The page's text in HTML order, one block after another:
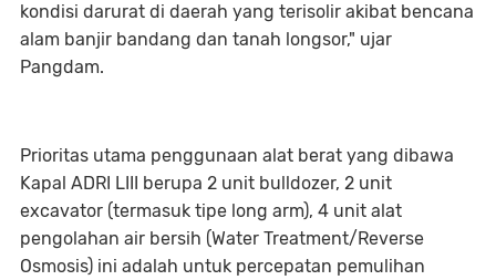
kondisi darurat di daerah yang terisolir akibat bencana
alam banjir bandang dan tanah longsor," ujar
Pangdam.
Prioritas utama penggunaan alat berat yang dibawa
Kapal ADRI LIII berupa 2 unit bulldozer, 2 unit
excavator (termasuk tipe long arm), 4 unit alat
pengolahan air bersih (Water Treatment/Reverse
Osmosis) ini adalah untuk percepatan pemulihan